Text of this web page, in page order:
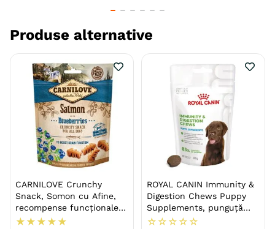
Producator
Produse alternative
CARNILOVE Crunchy
Snack, Somon cu Afine,
recompense funcționale
fără cereale câini, suport
★ ★ ★ ★ ★
ROYAL CANIN Immunity &
Digestion Chews Puppy
Supplements, punguță
recompense funcționale
☆ ☆ ☆ ☆ ☆